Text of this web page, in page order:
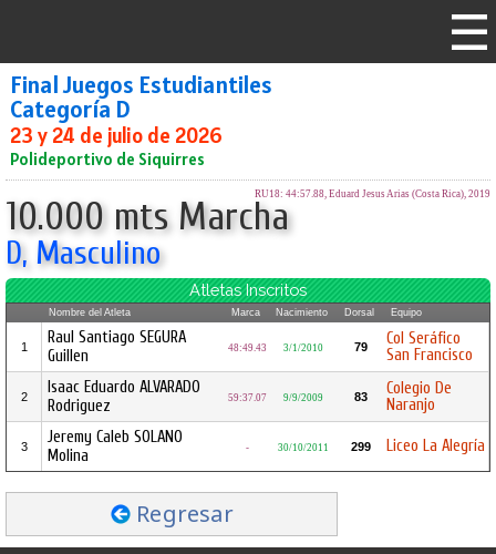
Final Juegos Estudiantiles
Categoría D
23 y 24 de julio de 2026
Polideportivo de Siquirres
RU18: 44:57.88, Eduard Jesus Arias (Costa Rica), 2019
10.000 mts Marcha
D, Masculino
Atletas Inscritos
Nombre del Atleta Marca Nacimiento Dorsal Equipo
1
Raul Santiago SEGURA
Guillen
48:49.43 3/1/2010 79
Col Seráfico
San Francisco
2
Isaac Eduardo ALVARADO
Rodriguez
59:37.07 9/9/2009 83
Colegio De
Naranjo
3
Jeremy Caleb SOLANO
Molina
- 30/10/2011 299 Liceo La Alegría
Regresar